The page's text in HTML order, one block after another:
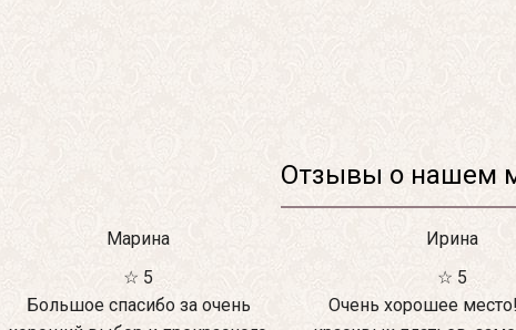
Отзывы о нашем
Марина
☆ 5
Большое спасибо за очень
Ирина
☆ 5
Очень хорошее